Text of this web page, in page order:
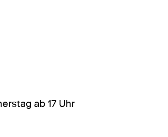
in einem anderen Tab oder Fenster
ab 17 Uhr